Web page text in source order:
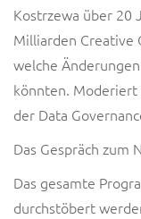
Kostrzewa über 20
Milliarden Creative
welche
könnten. Moderiert
der Data
Das Gespräch zum
Das gesamte
durchstöbert